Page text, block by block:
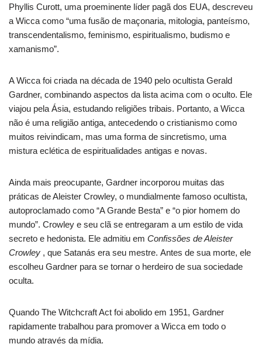
Phyllis Curott, uma proeminente líder pagã dos EUA, descreveu
a Wicca como “uma fusão de maçonaria, mitologia, panteísmo,
transcendentalismo, feminismo, espiritualismo, budismo e
xamanismo”.
A Wicca foi criada na década de 1940 pelo ocultista Gerald
Gardner, combinando aspectos da lista acima com o oculto. Ele
viajou pela Ásia, estudando religiões tribais. Portanto, a Wicca
não é uma religião antiga, antecedendo o cristianismo como
muitos reivindicam, mas uma forma de sincretismo, uma
mistura eclética de espiritualidades antigas e novas.
Ainda mais preocupante, Gardner incorporou muitas das
práticas de Aleister Crowley, o mundialmente famoso ocultista,
autoproclamado como “A Grande Besta” e “o pior homem do
mundo”. Crowley e seu clã se entregaram a um estilo de vida
secreto e hedonista. Ele admitiu em Confissões de Aleister
Crowley , que Satanás era seu mestre. Antes de sua morte, ele
escolheu Gardner para se tornar o herdeiro de sua sociedade
oculta.
Quando The Witchcraft Act foi abolido em 1951, Gardner
rapidamente trabalhou para promover a Wicca em todo o
mundo através da mídia.